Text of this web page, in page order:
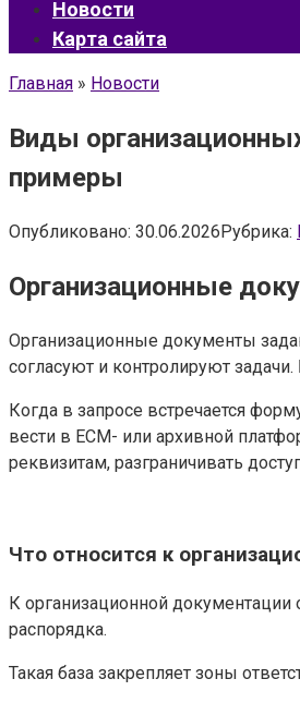
Новости
Карта сайта
Главная » Новости
Виды
примеры
Опубликовано: 30.06.2026Рубрика:
Организационные
Организационные документы
согласуют и контролируют
Когда в запросе встречается
вести в ECM- или архивной
реквизитам, разграничивать
Что относится к
К организационной документации
распорядка.
Такая база закрепляет зоны